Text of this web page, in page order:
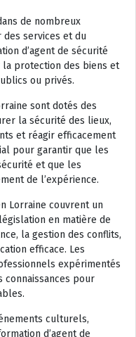
de nombreux
des services et du
d’agent de sécurité
protection des biens et
ou privés.
sont dotés des
la sécurité des lieux,
et réagir efficacement
pour garantir que les
et que les
de l’expérience.
Lorraine couvrent un
en matière de
la gestion des conflits,
efficace. Les
expérimentés
pour
culturels,
d’agent de